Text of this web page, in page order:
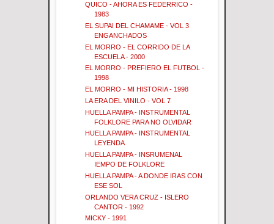
QUICO - AHORA ES FEDERRICO -
1983
EL SUPAI DEL CHAMAME - VOL 3
ENGANCHADOS
EL MORRO - EL CORRIDO DE LA
ESCUELA - 2000
EL MORRO - PREFIERO EL FUTBOL -
1998
EL MORRO - MI HISTORIA - 1998
LA ERA DEL VINILO - VOL 7
HUELLA PAMPA - INSTRUMENTAL
FOLKLORE PARA NO OLVIDAR
HUELLA PAMPA - INSTRUMENTAL
LEYENDA
HUELLA PAMPA - INSRUMENAL
IEMPO DE FOLKLORE
HUELLA PAMPA - A DONDE IRAS CON
ESE SOL
ORLANDO VERA CRUZ - ISLERO
CANTOR - 1992
MICKY - 1991